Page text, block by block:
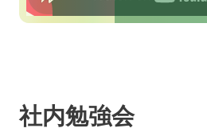
社内勉強会